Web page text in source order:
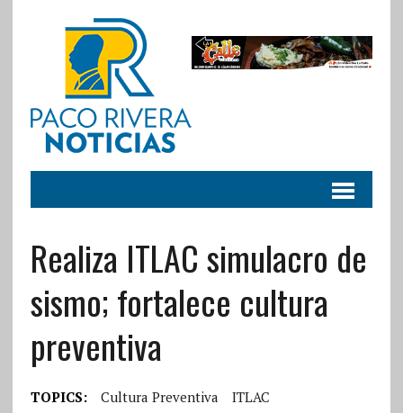
Realiza ITLAC simulacro de
sismo; fortalece cultura
preventiva
TOPICS: Cultura Preventiva
ITLAC